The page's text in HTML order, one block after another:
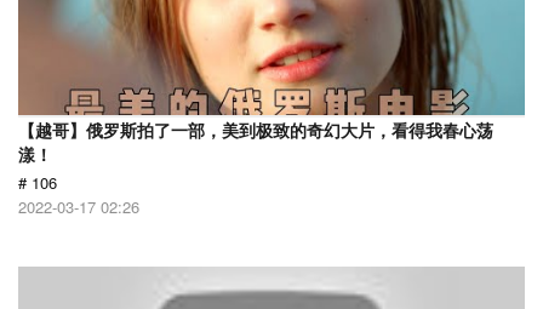
【越哥】俄罗斯拍了一部，美到极致的奇幻大片，看得我春心荡
漾！
# 106
2022-03-17 02:26